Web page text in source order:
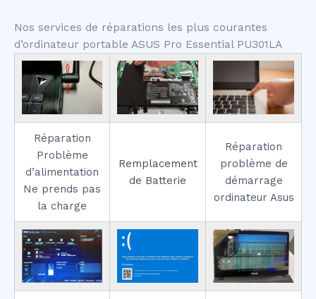
Nos services de réparations les plus courantes
d’ordinateur portable ASUS Pro Essential PU301LA
Réparation
Problème
d’alimentation
Ne prends pas
la charge
Remplacement
de Batterie
Réparation
problème de
démarrage
ordinateur Asus